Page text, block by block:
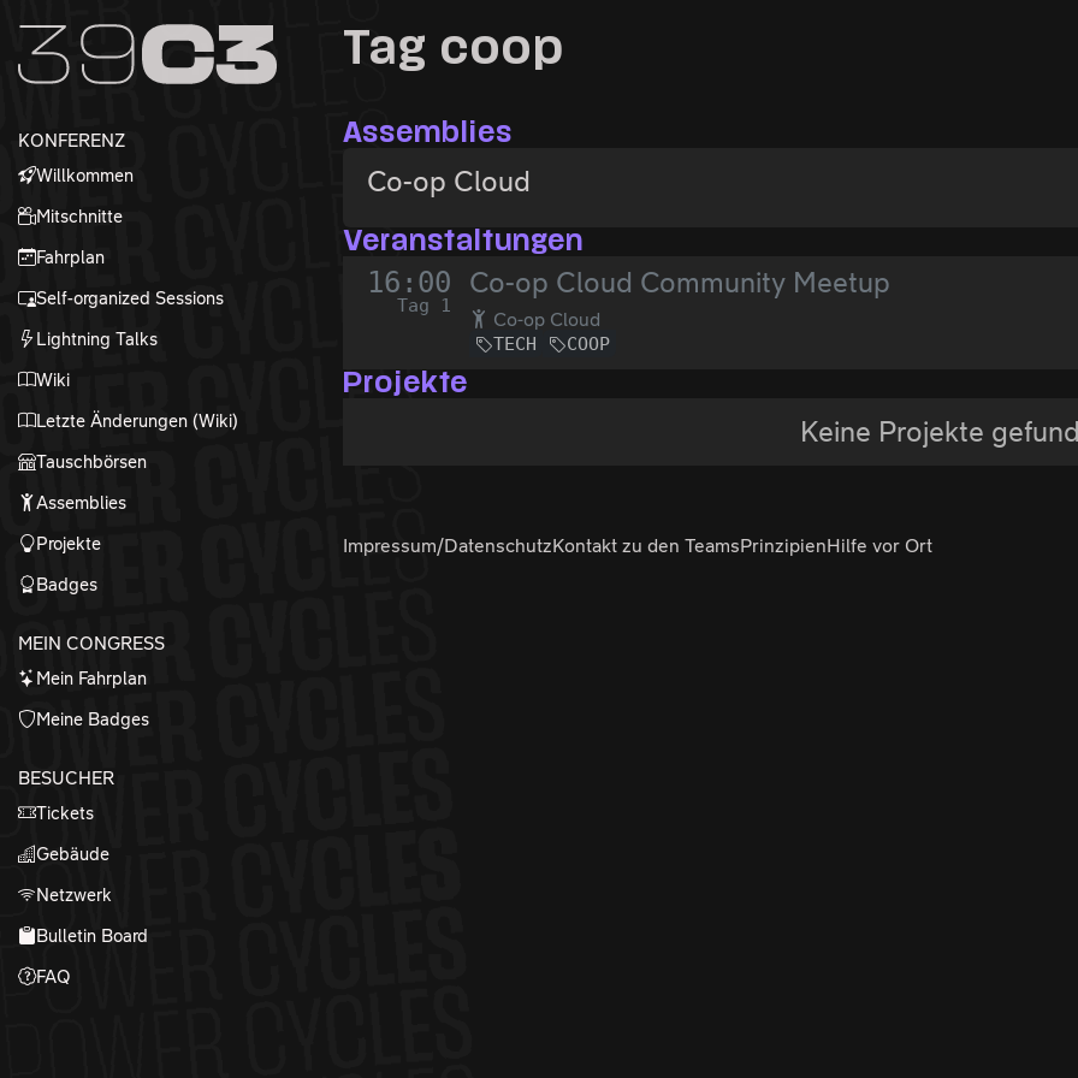
Zum Inhalt
Zum Footer
KONFERENZ
Willkommen
Mitschnitte
Fahrplan
Self-organized Sessions
Lightning Talks
Wiki
Letzte Änderungen (Wiki)
Tauschbörsen
Assemblies
Projekte
Badges
MEIN CONGRESS
Mein Fahrplan
Meine Badges
BESUCHER
Tickets
Gebäude
Netzwerk
Bulletin Board
FAQ
Tag coop
Assemblies
Co-op Cloud
Veranstaltungen
16:00
Tag 1
Co-op Cloud Community Meetup
Co-op Cloud
TECH COOP
Projekte
Keine Projekte
Impressum/DatenschutzKontakt zu den TeamsPrinzipienHilfe vor Ort